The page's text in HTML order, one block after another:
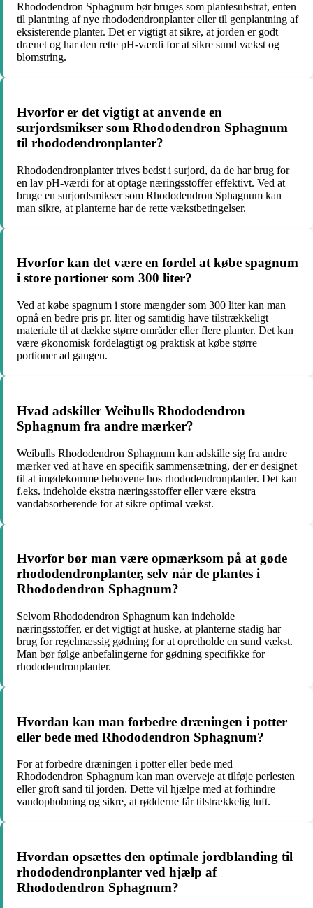
Rhododendron Sphagnum bør bruges som plantesubstrat, enten
til plantning af nye rhododendronplanter eller til genplantning af
eksisterende planter. Det er vigtigt at sikre, at jorden er godt
drænet og har den rette pH-værdi for at sikre sund vækst og
blomstring.
Hvorfor er det vigtigt at anvende en
surjordsmikser som Rhododendron Sphagnum
til rhododendronplanter?
Rhododendronplanter trives bedst i surjord, da de har brug for
en lav pH-værdi for at optage næringsstoffer effektivt. Ved at
bruge en surjordsmikser som Rhododendron Sphagnum kan
man sikre, at planterne har de rette vækstbetingelser.
Hvorfor kan det være en fordel at købe spagnum
i store portioner som 300 liter?
Ved at købe spagnum i store mængder som 300 liter kan man
opnå en bedre pris pr. liter og samtidig have tilstrækkeligt
materiale til at dække større områder eller flere planter. Det kan
være økonomisk fordelagtigt og praktisk at købe større
portioner ad gangen.
Hvad adskiller Weibulls Rhododendron
Sphagnum fra andre mærker?
Weibulls Rhododendron Sphagnum kan adskille sig fra andre
mærker ved at have en specifik sammensætning, der er designet
til at imødekomme behovene hos rhododendronplanter. Det kan
f.eks. indeholde ekstra næringsstoffer eller være ekstra
vandabsorberende for at sikre optimal vækst.
Hvorfor bør man være opmærksom på at gøde
rhododendronplanter, selv når de plantes i
Rhododendron Sphagnum?
Selvom Rhododendron Sphagnum kan indeholde
næringsstoffer, er det vigtigt at huske, at planterne stadig har
brug for regelmæssig gødning for at opretholde en sund vækst.
Man bør følge anbefalingerne for gødning specifikke for
rhododendronplanter.
Hvordan kan man forbedre dræningen i potter
eller bede med Rhododendron Sphagnum?
For at forbedre dræningen i potter eller bede med
Rhododendron Sphagnum kan man overveje at tilføje perlesten
eller groft sand til jorden. Dette vil hjælpe med at forhindre
vandophobning og sikre, at rødderne får tilstrækkelig luft.
Hvordan opsættes den optimale jordblanding til
rhododendronplanter ved hjælp af
Rhododendron Sphagnum?